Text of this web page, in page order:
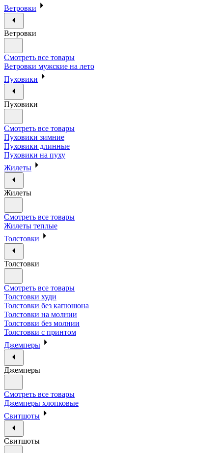
Ветровки
Ветровки
Смотреть все товары
Ветровки мужские на лето
Пуховики
Пуховики
Смотреть все товары
Пуховики зимние
Пуховики длинные
Пуховики на пуху
Жилеты
Жилеты
Смотреть все товары
Жилеты теплые
Толстовки
Толстовки
Смотреть все товары
Толстовки худи
Толстовки без капюшона
Толстовки на молнии
Толстовки без молнии
Толстовки с принтом
Джемперы
Джемперы
Смотреть все товары
Джемперы хлопковые
Свитшоты
Свитшоты